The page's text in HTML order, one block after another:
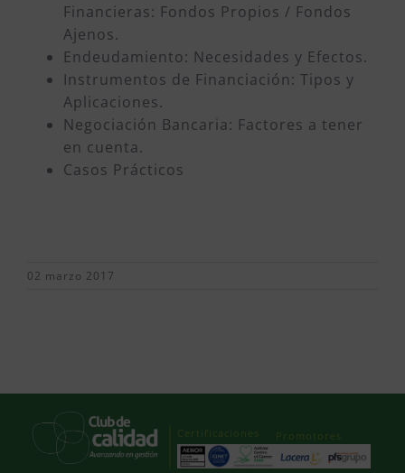
Financieras: Fondos Propios / Fondos
Ajenos.
Endeudamiento: Necesidades y Efectos.
Instrumentos de Financiación: Tipos y
Aplicaciones.
Negociación Bancaria: Factores a tener
en cuenta.
Casos Prácticos
02 marzo 2017
Certificaciones Promotores